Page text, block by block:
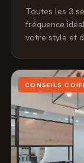
Toutes les 3
fréquence
votre style et
CONSEILS